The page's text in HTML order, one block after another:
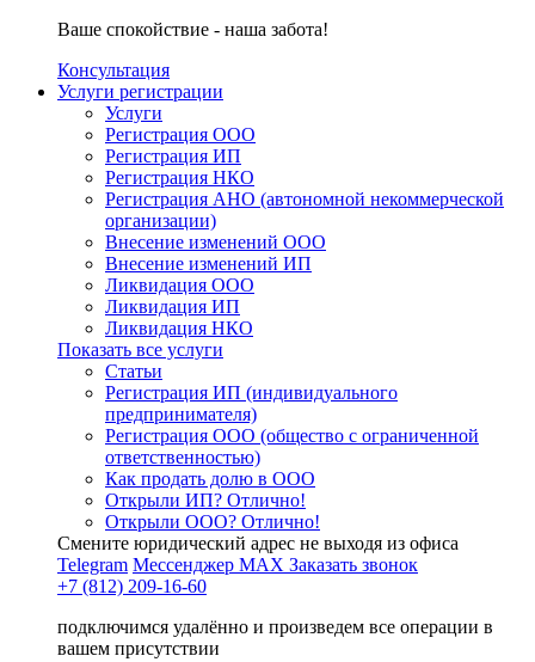
Ваше спокойствие - наша забота!
Консультация
Услуги регистрации
Услуги
Регистрация ООО
Регистрация ИП
Регистрация НКО
Регистрация АНО (автономной некоммерческой
организации)
Внесение изменений ООО
Внесение изменений ИП
Ликвидация ООО
Ликвидация ИП
Ликвидация НКО
Показать все услуги
Статьи
Регистрация ИП (индивидуального
предпринимателя)
Регистрация ООО (общество с ограниченной
ответственностью)
Как продать долю в ООО
Открыли ИП? Отлично!
Открыли ООО? Отлично!
Смените юридический адрес не выходя из офиса
Telegram Мессенджер MAX Заказать звонок
+7 (812) 209-16-60
подключимся удалённо и произведем все операции в
вашем присутствии